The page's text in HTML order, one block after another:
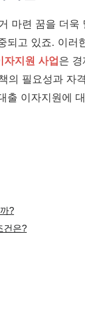
마련 꿈을 더
고 있죠. 이러
지원 사업 은
의 필요성과 자
출 이자지원에
?
건은?